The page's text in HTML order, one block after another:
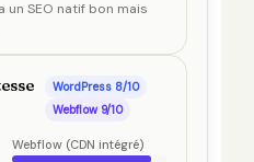
un SEO natif bon mais
WordPress 8/10
Webflow 9/10
Webflow (CDN intégré)